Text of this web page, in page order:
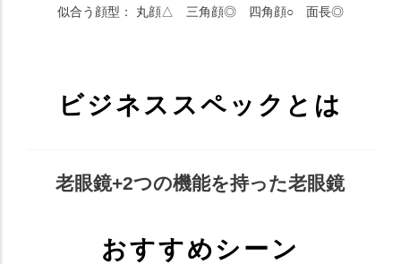
似合う顔型： 丸顔△ 三角顔◎ 四角顔○ 面長◎
ビジネススペックとは
老眼鏡+2つの機能を持った老眼鏡
おすすめシーン